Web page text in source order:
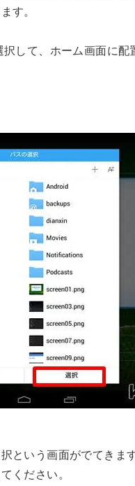
す。
して、ホーム画面に配
という画面がでてきま
ください。